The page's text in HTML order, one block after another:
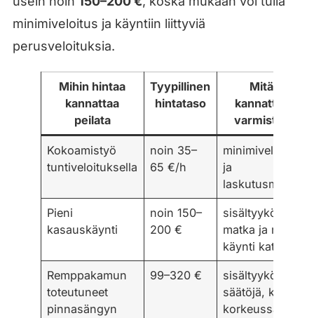
minimiveloitus ja käyntiin liittyviä
perusveloituksia.
Mihin hintaa
kannattaa
peilata
Tyypillinen
hintataso
Mitä
kannattaa
varmistaa
Kokoamistyö
tuntiveloituksella
noin 35–
65 €/h
minimiveloitus
ja
laskutusmalli
Pieni
kasauskäynti
noin 150–
200 €
sisältyykö
matka ja mitä
käynti kattaa
Remppakamun
toteutuneet
pinnasängyn
99–320 €
sisältyykö
säätöjä, kuten
korkeussäätö